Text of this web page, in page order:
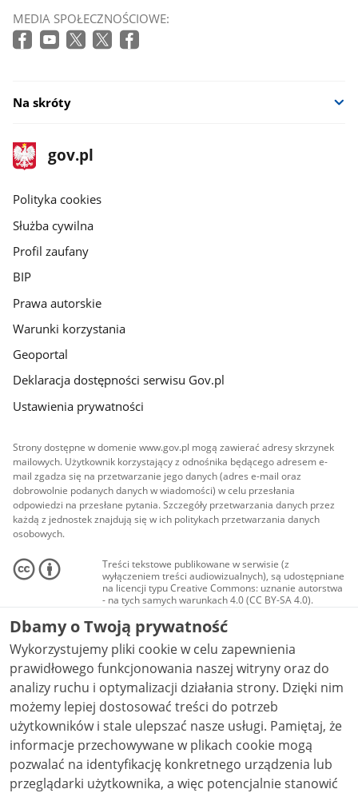
MEDIA SPOŁECZNOŚCIOWE:
Na skróty
stopka
gov.pl
Strona
gov.pl
gov.pl
Polityka cookies
Służba cywilna
Profil zaufany
BIP
Prawa autorskie
Warunki korzystania
Geoportal
Deklaracja dostępności serwisu Gov.pl
Ustawienia prywatności
Strony dostępne w domenie www.gov.pl mogą zawierać adresy skrzynek
mailowych. Użytkownik korzystający z odnośnika będącego adresem e-
mail zgadza się na przetwarzanie jego danych (adres e-mail oraz
dobrowolnie podanych danych w wiadomości) w celu przesłania
odpowiedzi na przesłane pytania. Szczegóły przetwarzania danych przez
każdą z jednostek znajdują się w ich politykach przetwarzania danych
osobowych.
Treści tekstowe publikowane w serwisie (z
wyłączeniem treści audiowizualnych), są udostępniane
na licencji typu Creative Commons: uznanie autorstwa
- na tych samych warunkach 4.0 (CC BY-SA 4.0).
Materiały audiowizualne, w tym zdjęcia, materiały
audio i wideo, są udostępniane na licencji typu
Creative Commons: uznanie autorstwa użycie
niekomercyjne - bez utworów zależnych 4.0 (CC BY-
NC-ND 4.0), o ile nie jest to stwierdzone inaczej.
Dbamy o Twoją prywatność
Wykorzystujemy pliki cookie w celu zapewnienia
prawidłowego funkcjonowania naszej witryny oraz do
analizy ruchu i optymalizacji działania strony. Dzięki nim
możemy lepiej dostosować treści do potrzeb
użytkowników i stale ulepszać nasze usługi. Pamiętaj, że
informacje przechowywane w plikach cookie mogą
pozwalać na identyfikację konkretnego urządzenia lub
przeglądarki użytkownika, a więc potencjalnie stanowić